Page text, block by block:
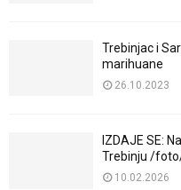
Trebinjac i
marihuane
26.10.2023
IZDAJE SE:
Trebinju /
10.02.2026